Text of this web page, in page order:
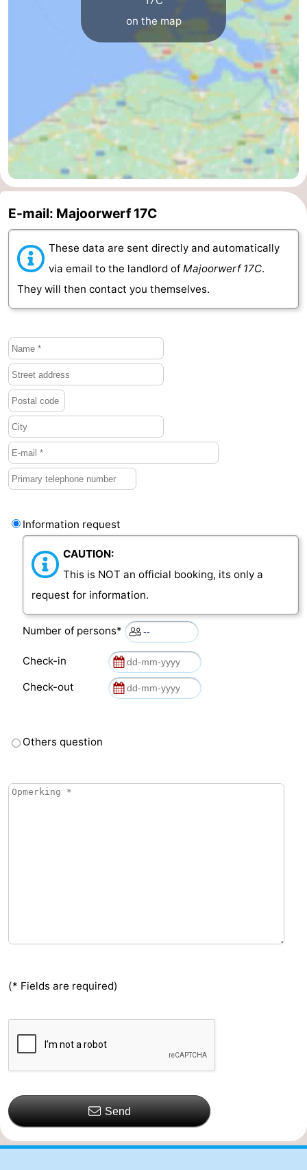
Nature
de
Mantelingen
Domburg
-
Westkapelle
-
Nature
Walcherse
bos
-
Vlissingen
Middelburg
Zeeuws-
Nieuwvliet
-
Sluis
-
Cadzand
-
Nature
Het
Zwin
Weather
Contact
us
on the map
E-mail: Majoorwerf 17C
These data are sent directly and automatically
via email to the landlord of Majoorwerf 17C.
They will then contact you themselves.
Information request
CAUTION:
This is NOT an official booking, its only a
request for information.
Number of persons*
Check-in
Check-out
Others question
(* Fields are required)
Send